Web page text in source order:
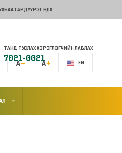
ДҮҮРЭГ НДХ
EN
ТАНД ТУСЛАХ ХЭРЭГЛЭГЧИЙН ЛАВЛАХ
7021-0021